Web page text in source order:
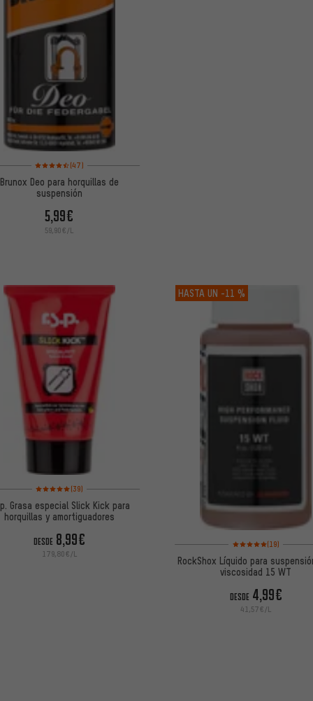
Valoración media: 4,5 de 5 basada en 47 reseñas
(47)
Brunox Deo para horquillas de
suspensión
5,99€
59,90€/L
Valoración media: 5 de 5 basada en 39 reseñas
(39)
Grasa especial Slick Kick para
horquillas y amortiguadores
DESDE 8,99€
179,80€/L
HASTA UN -11 %
Valoración media: 5 de
(19)
RockShox Líquido para
viscosidad 15 WT
DESDE 4,99€
41,57€/L